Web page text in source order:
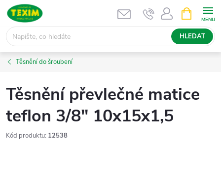
Přejít
obsah
HLEDAT
NÁKUPNÍ
KOŠÍK
Těsnění do šroubení
Těsnění převlečné matice
teflon 3/8" 10x15x1,5
Kód produktu: 12538